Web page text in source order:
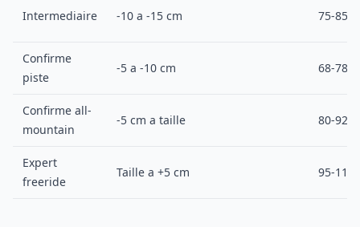
Intermediaire -10 a -15 cm 75-85
Confirme
piste
-5 a -10 cm 68-78
Confirme all-
mountain
-5 cm a taille 80-92
Expert
freeride
Taille a +5 cm 95-115